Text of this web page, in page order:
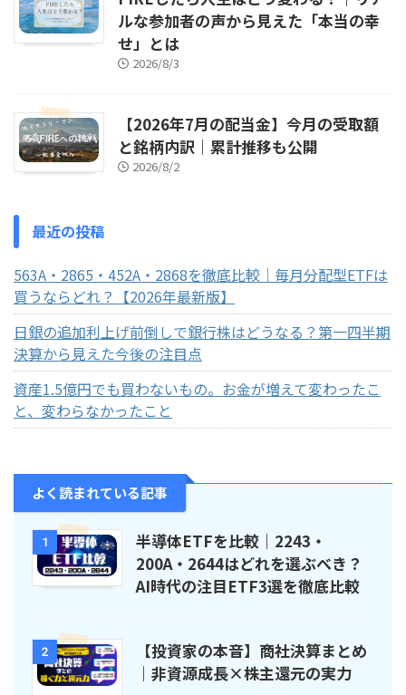
ルな参加者の声から見えた「本当の幸
せ」とは
2026/8/3
【2026年7月の配当金】今月の受取額
と銘柄内訳｜累計推移も公開
2026/8/2
最近の投稿
563A・2865・452A・2868を徹底比較｜毎月分配型ETFは
買うならどれ？【2026年最新版】
日銀の追加利上げ前倒しで銀行株はどうなる？第一四半期
決算から見えた今後の注目点
資産1.5億円でも買わないもの。お金が増えて変わったこ
と、変わらなかったこと
よく読まれている記事
1
半導体ETFを比較｜2243・
200A・2644はどれを選ぶべき？
AI時代の注目ETF3選を徹底比較
2
【投資家の本音】商社決算まとめ
｜非資源成長×株主還元の実力